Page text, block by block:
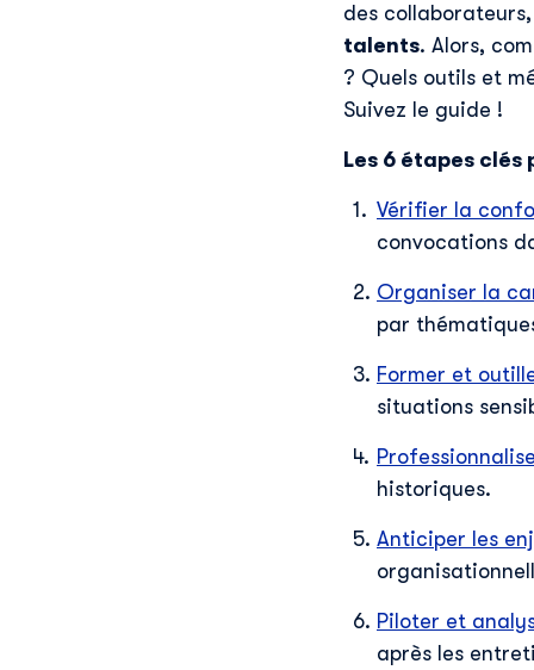
des
talents. Alors,
? Quels outils et
Suivez le guide !
Les 6 étapes
Vérifier la
convocations
Organiser la
par
Former et
situations
historiques.
Anticiper les
Piloter et
après les